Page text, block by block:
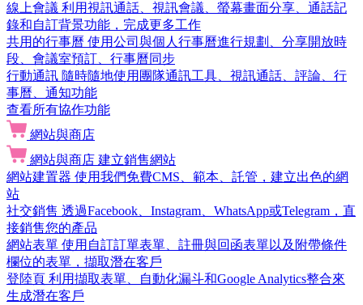
線上會議 利用視訊通話、視訊會議、螢幕畫面分享、通話記
錄和自訂背景功能，完成更多工作
共用的行事曆 使用公司與個人行事曆進行規劃、分享開放時
段、會議室預訂、行事曆同步
行動通訊 隨時隨地使用團隊通訊工具、視訊通話、評論、行
事曆、通知功能
查看所有協作功能
網站與商店
網站與商店 建立銷售網站
網站建置器 使用我們免費CMS、範本、託管，建立出色的網
站
社交銷售 透過Facebook、Instagram、WhatsApp或Telegram，直
接銷售您的產品
網站表單 使用自訂訂單表單、註冊與回函表單以及附帶條件
欄位的表單，擷取潛在客戶
登陸頁 利用擷取表單、自動化漏斗和Google Analytics整合來
生成潛在客戶